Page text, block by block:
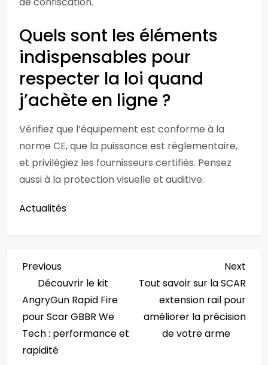
Quels sont les éléments
indispensables pour
respecter la loi quand
j’achète en ligne ?
Vérifiez que l’équipement est conforme à la
norme CE, que la puissance est réglementaire,
et privilégiez les fournisseurs certifiés. Pensez
aussi à la protection visuelle et auditive.
Actualités
N
a
v
i
Previous
Post
Previous
Découvrir le kit
AngryGun Rapid Fire
pour Scar GBBR We
Tech : performance et
rapidité
Next
Tout savoir sur la SCAR
extension rail pour
améliorer la précision
de votre arme